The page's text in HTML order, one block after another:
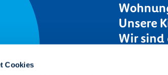
Cookies
Unsere
Wir sind